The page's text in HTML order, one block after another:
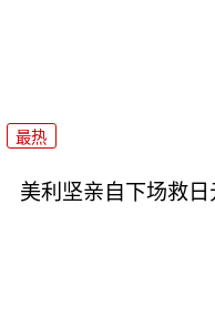
最热
美利坚亲自下场救